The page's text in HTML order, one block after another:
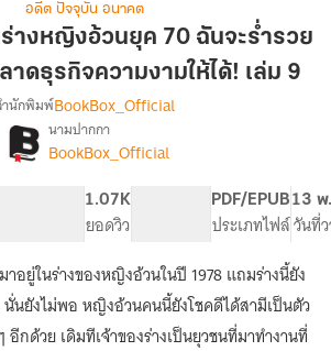
ย
อดีต ปัจจุบัน อนาคต
างหญิงอ้วนยุค 70 ฉันจะร่ำรวย
าดธุรกิจความงามให้ได้! เล่ม 9
เรื่อง[จบ]
ทะลุ
มิติ
มา
อยู่
ใน
ร่าง
หญิง
อ้วน
ยุค
นักพิมพ์BookBox_Official
นามปากกา
BookBox_Official
1.07K
ยอดวิว
PDF/EPUB
ประเภทไฟล์
13 พ
วันที่
อยู่ในร่างของหญิงอ้วนในปี 1978 แถมร่างนี้ยัง
นยังไม่พอ หญิงอ้วนคนนี้ยังโชคดีได้สามีเป็นตัว
กด้วย เดิมทีเจ้าของร่างเป็นยุวชนที่มาทำงานที่